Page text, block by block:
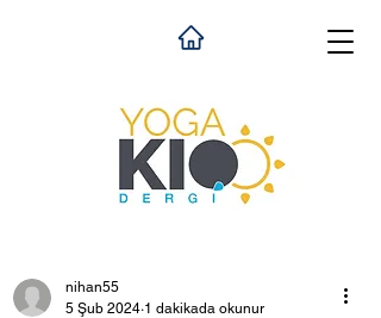
nihan55
5 Şub 2024 1 dakikada okunur